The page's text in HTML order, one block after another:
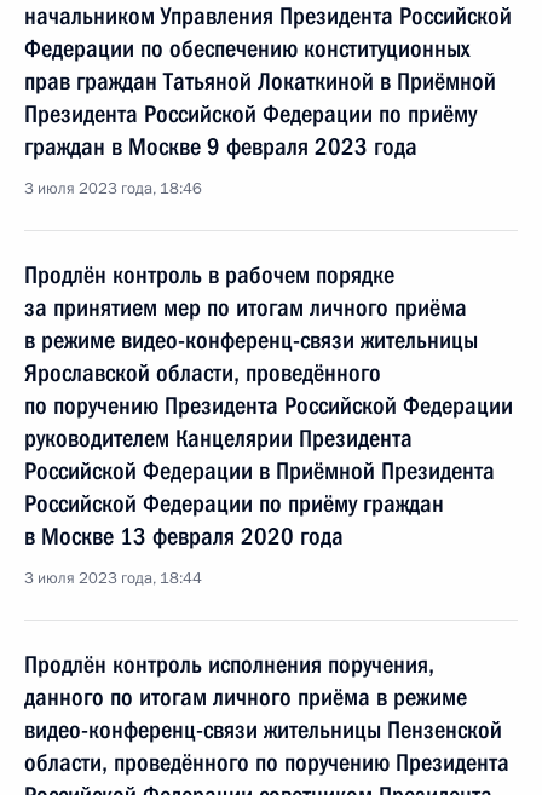
начальником Управления Президента Российской
Федерации по обеспечению конституционных
прав граждан Татьяной Локаткиной в Приёмной
Президента Российской Федерации по приёму
граждан в Москве 9 февраля 2023 года
3 июля 2023 года, 18:46
Продлён контроль в рабочем порядке
за принятием мер по итогам личного приёма
в режиме видео-конференц-связи жительницы
Ярославской области, проведённого
по поручению Президента Российской Федерации
руководителем Канцелярии Президента
Российской Федерации в Приёмной Президента
Российской Федерации по приёму граждан
в Москве 13 февраля 2020 года
3 июля 2023 года, 18:44
Продлён контроль исполнения поручения,
данного по итогам личного приёма в режиме
видео-конференц-связи жительницы Пензенской
области, проведённого по поручению Президента